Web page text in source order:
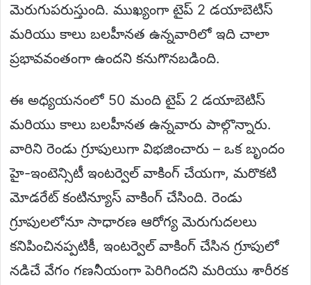
మెరుగుపరుస్తుంది. ముఖ్యంగా టైప్ 2 డయాబెటిస్
మరియు కాలు బలహీనత ఉన్నవారిలో ఇది చాలా
ప్రభావవంతంగా ఉందని కనుగొనబడింది.
ఈ అధ్యయనంలో 50 మంది టైప్ 2 డయాబెటిస్
మరియు కాలు బలహీనత ఉన్నవారు పాల్గొన్నారు.
వారిని రెండు గ్రూపులుగా విభజించారు – ఒక బృందం
హై-ఇంటెన్సిటీ ఇంటర్వెల్ వాకింగ్ చేయగా, మరొకటి
మోడరేట్ కంటిన్యూస్ వాకింగ్ చేసింది. రెండు
గ్రూపులలోనూ సాధారణ ఆరోగ్య మెరుగుదలలు
కనిపించినప్పటికీ, ఇంటర్వెల్ వాకింగ్ చేసిన గ్రూపులో
నడిచే వేగం గణనీయంగా పెరిగిందని మరియు శారీరక